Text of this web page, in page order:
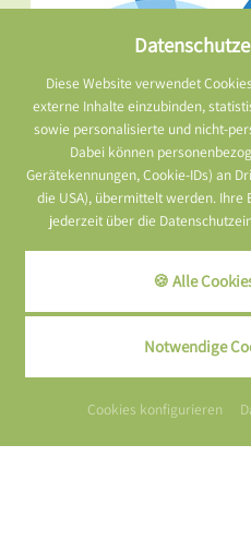
Diese Website verwendet
externe Inhalte einzubinden,
sowie personalisierte und nicht-
Dabei können
Gerätekennungen, Cookie-IDs) an
die USA), übermittelt werden.
jederzeit über die
🍪 Alle
Notwendige
Cookies konfigurieren